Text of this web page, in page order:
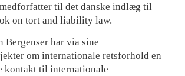
til det danske indlæg til
on tort and liability law.
Bergenser har via sine
om internationale retsforhold en
kontakt til internationale